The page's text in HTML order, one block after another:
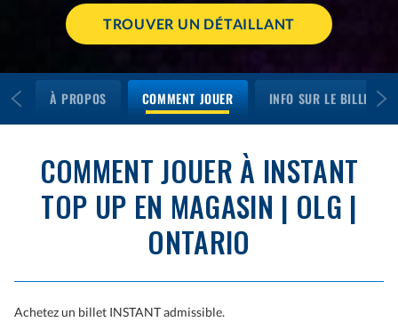
TROUVER UN DÉTAILLANT
À PROPOS COMMENT JOUER INFO SUR LE BILLET
COMMENT JOUER À INSTANT
TOP UP EN MAGASIN | OLG |
ONTARIO
Achetez un billet INSTANT admissible.